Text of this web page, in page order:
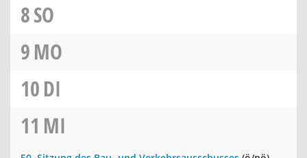
8SO
9MO
10DI
11 MI